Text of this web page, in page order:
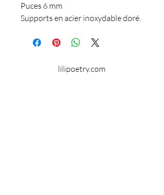
Puces 6 mm
Supports en acier inoxydable doré.
lilipoetry.com